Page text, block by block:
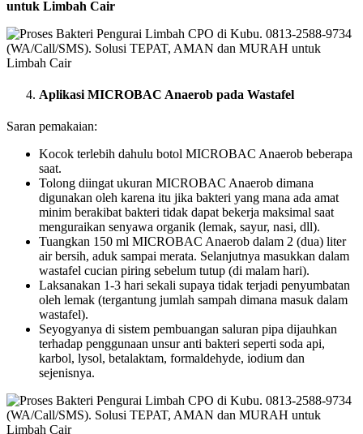
untuk Limbah Cair
Aplikasi MICROBAC Anaerob pada Wastafel
Saran pemakaian:
Kocok terlebih dahulu botol MICROBAC Anaerob beberapa
saat.
Tolong diingat ukuran MICROBAC Anaerob dimana
digunakan oleh karena itu jika bakteri yang mana ada amat
minim berakibat bakteri tidak dapat bekerja maksimal saat
menguraikan senyawa organik (lemak, sayur, nasi, dll).
Tuangkan 150 ml MICROBAC Anaerob dalam 2 (dua) liter
air bersih, aduk sampai merata. Selanjutnya masukkan dalam
wastafel cucian piring sebelum tutup (di malam hari).
Laksanakan 1-3 hari sekali supaya tidak terjadi penyumbatan
oleh lemak (tergantung jumlah sampah dimana masuk dalam
wastafel).
Seyogyanya di sistem pembuangan saluran pipa dijauhkan
terhadap penggunaan unsur anti bakteri seperti soda api,
karbol, lysol, betalaktam, formaldehyde, iodium dan
sejenisnya.